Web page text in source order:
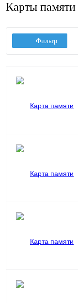
Карты памяти
Фильтр